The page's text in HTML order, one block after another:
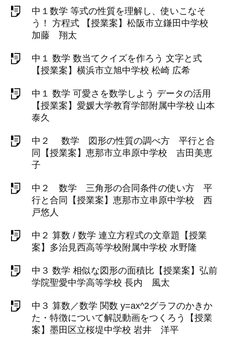
中１数学 等式の性質を理解し、使いこなそ
う！ 方程式 【授業案】松阪市立鎌田中学校
加藤 翔太
中１ 数学 数当てクイズを作ろう 文字と式
【授業案】横浜市立旭中学校 松崎 広希
中１ 数学 可愛さを数学しよう データの活用
【授業案】愛媛大学教育学部附属中学校 山本
泰久
中２ 数学 図形の性質の調べ方 平行と合
同【授業案】恵那市立串原中学校 吉田美恵
子
中２ 数学 三角形の合同条件の使い方 平
行と合同【授業案】恵那市立串原中学校 西
戸悠人
中２ 算数 / 数学 連立方程式の文章題【授業
案】多治見西高等学校附属中学校 水野隆
中３ 数学 相似な図形の面積比【授業案】弘前
学院聖愛中学高等学校 長内 風太
中３ 算数／数学 関数 y=ax^2グラフのかきか
た・特徴について解説動画をつくろう【授業
案】墨田区立桜堤中学校 岩井 洋平